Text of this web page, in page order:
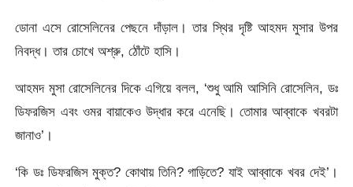
ডোনা এসে রোসেলিনের পেছনে দাঁড়াল। তার স্থির দৃষ্টি আহমদ মুসার উপর
নিবদ্ধ। তার চোখে অশ্রু, ঠোঁটে হাসি।
আহমদ মুসা রোসেলিনের দিকে এগিয়ে বলল, ‘শুধু আমি আসিনি রোসেলিন, ডঃ
ডিফরজিস এবং ওমর বায়াকেও উদ্ধার করে এনেছি। তোমার আব্বাকে খবরটা
জানাও’।
‘কি ডঃ ডিফরজিস মুক্ত? কোথায় তিনি? গাড়িতে? যাই আব্বাকে খবর দেই’।